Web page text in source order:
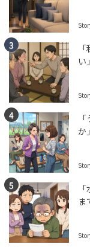
い
か
ま